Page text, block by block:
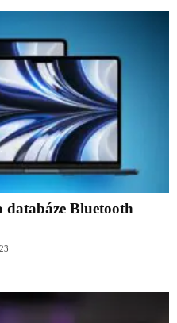
databáze Bluetooth